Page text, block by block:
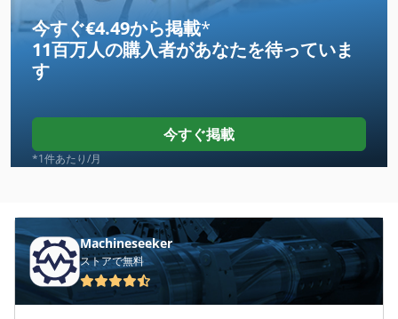
Kitagawa
Makino
Mcfv
Nakamura
Nakamura As 200
Nimak
Sakurai
Sfc
今すぐ€4.49から掲載*
11百万人の購入者があなたを待っていま
す
今すぐ掲載
*1件あたり/月
Machineseeker
ストアで無料